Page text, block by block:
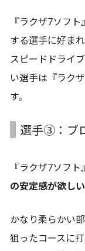
『ラクザ7ソフ
する選手に好ま
スピードドライ
い選手は『ラク
す。
選手➂：ブ
『ラクザ7ソフ
の安定感が欲し
かなり柔らかい
狙ったコースに